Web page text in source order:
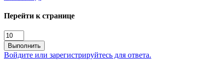
Перейти к странице
Выполнить
Войдите или зарегистрируйтесь для ответа.